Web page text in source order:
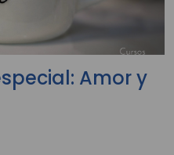
Amor y